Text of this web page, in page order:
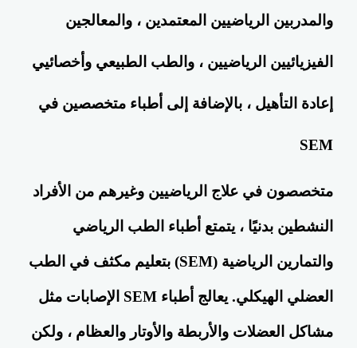
والمدربين الرياضيين المعتمدين ، والمعالجين
الفيزيائيين الرياضيين ، والطب الطبيعي وأخصائيي
إعادة التأهيل ، بالإضافة إلى أطباء متخصصين في
SEM
متخصصون في علاج الرياضيين وغيرهم من الأفراد
النشطين بدنيًا ، يتمتع أطباء الطب الرياضي
والتمارين الرياضية (SEM) بتعليم مكثف في الطب
العضلي الهيكلي. يعالج أطباء SEM الإصابات مثل
مشاكل العضلات والأربطة والأوتار والعظام ، ولكن